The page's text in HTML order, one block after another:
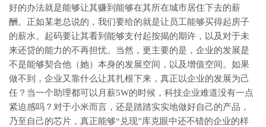
好的办法就是能够让其赚到能够在其所在城市居住下去的薪
酬。正如某老总说的，我们要给的就是让员工能够买得起房子
的薪水。起码要让其看到能够支付起按揭的期许，以及对于未
来还贷的能力的不再担忧。当然，更主要的是，企业的发展是
不是能够契合他（她）本身的发展空间，以及增值空间。如果
做不到，企业又靠什么让其扎根下来，真正以企业的发展为己
任？当一个助理都可以月薪5W的时候，科技企业难道没有一点
紧迫感吗？对于小米而言，还是踏踏实实地做好自己的产品，
乃至自己的芯片，真正能够“兑现”库克眼中还不错的企业的样